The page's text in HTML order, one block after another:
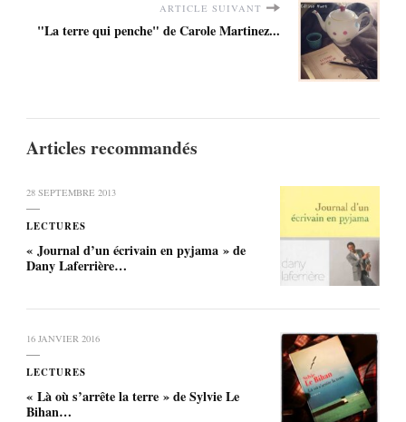
ARTICLE SUIVANT
"La terre qui penche" de Carole Martinez...
Articles recommandés
28 SEPTEMBRE 2013
LECTURES
« Journal d’un écrivain en pyjama » de
Dany Laferrière…
16 JANVIER 2016
LECTURES
« Là où s’arrête la terre » de Sylvie Le
Bihan…